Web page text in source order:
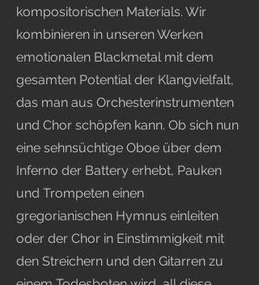
kompositorischen Materials. Wir
kombinieren in unseren Werken
emotionalen Blackmetal mit dem
gesamten Potential der Klangvielfalt,
das man aus Orchesterinstrumenten
und Chor schöpfen kann. Ob sich nun
eine sehnsüchtige Oboe über dem
Inferno der Battery erhebt, Pauken
und Trompeten einen
gregorianischen Hymnus einleiten
oder der Chor in Einstimmigkeit mit
den Streichern und den Gitarren zu